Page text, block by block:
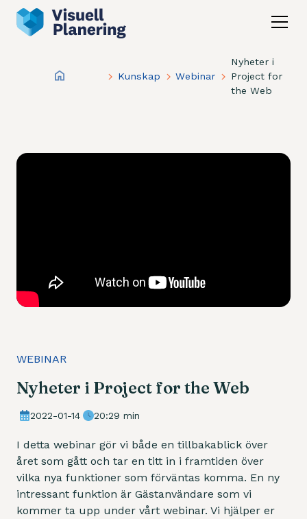
Kunskap Webinar
Nyheter i
Project for
the Web
WEBINAR
Nyheter i Project for the Web
2022-01-14 20:29 min
I detta webinar gör vi både en tillbakablick över
året som gått och tar en titt in i framtiden över
vilka nya funktioner som förväntas komma. En ny
intressant funktion är Gästanvändare som vi
kommer ta upp under vårt webinar. Vi hjälper er